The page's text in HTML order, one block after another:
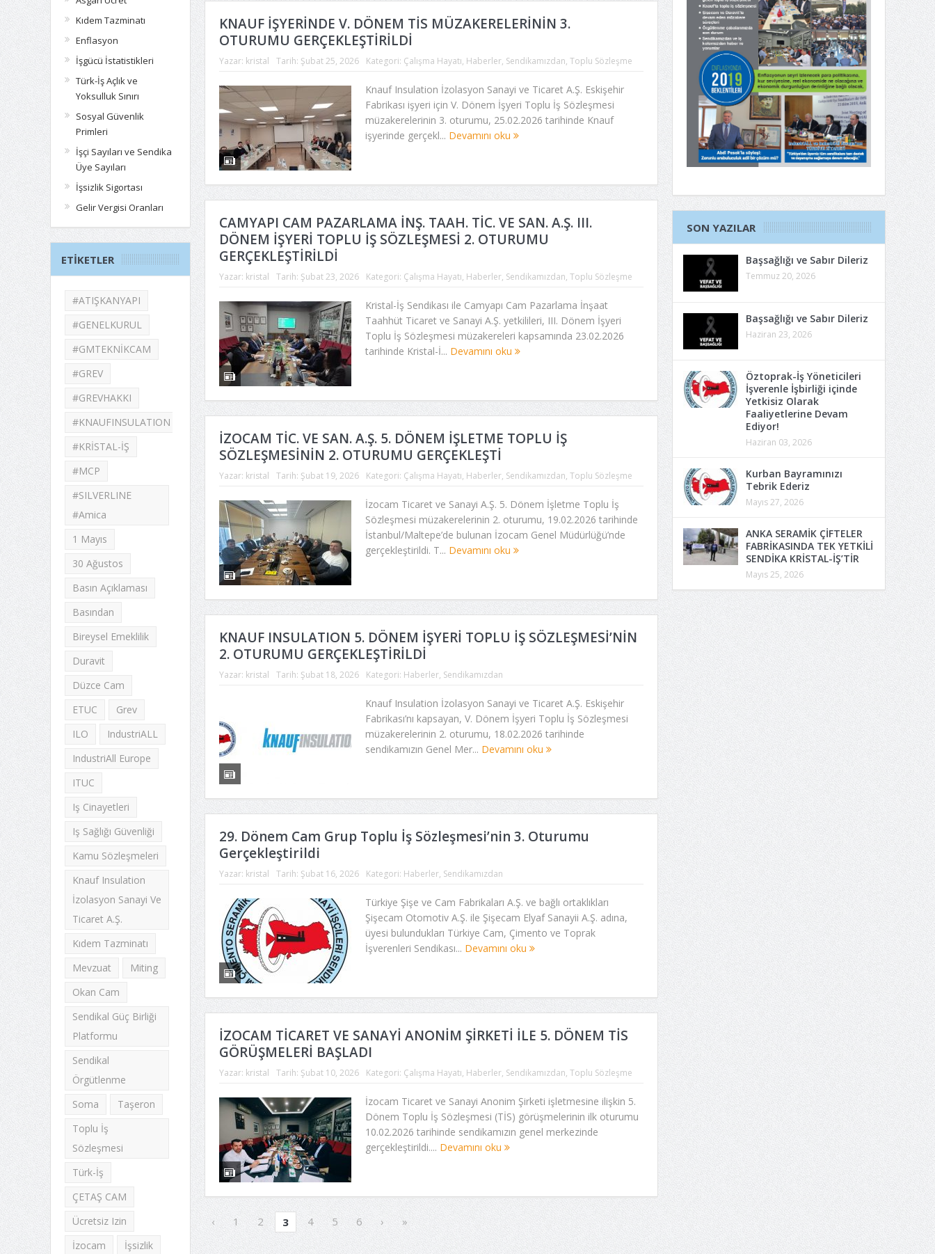
KNAUF İŞYERİNDE V. DÖNEM TİS MÜZAKERELERİNİN 3.
OTURUMU GERÇEKLEŞTİRİLDİ
Yazar: kristal Tarih: Şubat 25, 2026 Kategori: Çalışma Hayatı, Haberler, Sendikamızdan, Toplu Sözleşme
Knauf Insulation İzolasyon Sanayi ve Ticaret A.Ş. Eskişehir
Fabrikası işyeri için V. Dönem İşyeri Toplu İş Sözleşmesi
müzakerelerinin 3. oturumu, 25.02.2026 tarihinde Knauf
işyerinde gerçekl... Devamını oku
CAMYAPI CAM PAZARLAMA İNŞ. TAAH. TİC. VE SAN. A.Ş. III.
DÖNEM İŞYERİ TOPLU İŞ SÖZLEŞMESİ 2. OTURUMU
GERÇEKLEŞTİRİLDİ
Yazar: kristal Tarih: Şubat 23, 2026 Kategori: Çalışma Hayatı, Haberler, Sendikamızdan, Toplu Sözleşme
Kristal-İş Sendikası ile Camyapı Cam Pazarlama İnşaat
Taahhüt Ticaret ve Sanayi A.Ş. yetkilileri, III. Dönem İşyeri
Toplu İş Sözleşmesi müzakereleri kapsamında 23.02.2026
tarihinde Kristal-İ... Devamını oku
İZOCAM TİC. VE SAN. A.Ş. 5. DÖNEM İŞLETME TOPLU İŞ
SÖZLEŞMESİNİN 2. OTURUMU GERÇEKLEŞTİ
Yazar: kristal Tarih: Şubat 19, 2026 Kategori: Çalışma Hayatı, Haberler, Sendikamızdan, Toplu Sözleşme
İzocam Ticaret ve Sanayi A.Ş. 5. Dönem İşletme Toplu İş
Sözleşmesi müzakerelerinin 2. oturumu, 19.02.2026 tarihinde
İstanbul/Maltepe’de bulunan İzocam Genel Müdürlüğü’nde
gerçekleştirildi. T... Devamını oku
KNAUF INSULATION 5. DÖNEM İŞYERİ TOPLU İŞ SÖZLEŞMESİ’NİN
2. OTURUMU GERÇEKLEŞTİRİLDİ
Yazar: kristal Tarih: Şubat 18, 2026 Kategori: Haberler, Sendikamızdan
Knauf Insulation İzolasyon Sanayi ve Ticaret A.Ş. Eskişehir
Fabrikası’nı kapsayan, V. Dönem İşyeri Toplu İş Sözleşmesi
müzakerelerinin 2. oturumu, 18.02.2026 tarihinde
sendikamızın Genel Mer... Devamını oku
29. Dönem Cam Grup Toplu İş Sözleşmesi’nin 3. Oturumu
Gerçekleştirildi
Yazar: kristal Tarih: Şubat 16, 2026 Kategori: Haberler, Sendikamızdan
Türkiye Şişe ve Cam Fabrikaları A.Ş. ve bağlı ortaklıkları
Şişecam Otomotiv A.Ş. ile Şişecam Elyaf Sanayii A.Ş. adına,
üyesi bulundukları Türkiye Cam, Çimento ve Toprak
İşverenleri Sendikası... Devamını oku
İZOCAM TİCARET VE SANAYİ ANONİM ŞİRKETİ İLE 5. DÖNEM TİS
GÖRÜŞMELERİ BAŞLADI
Yazar: kristal Tarih: Şubat 10, 2026 Kategori: Çalışma Hayatı, Haberler, Sendikamızdan, Toplu Sözleşme
İzocam Ticaret ve Sanayi Anonim Şirketi işletmesine ilişkin 5.
Dönem Toplu İş Sözleşmesi (TİS) görüşmelerinin ilk oturumu
10.02.2026 tarihinde sendikamızın genel merkezinde
gerçekleştirildi.... Devamını oku
‹ 1 2 3 4 5 6 › »
Kıdem Tazminatı
Enflasyon
İşgücü İstatistikleri
Türk-İş Açlık ve
Yoksulluk Sınırı
Sosyal Güvenlik
Primleri
İşçi Sayıları ve Sendika
Üye Sayıları
İşsizlik Sigortası
Gelir Vergisi Oranları
ETIKETLER
#ATIŞKANYAPI
#GENELKURUL
#GMTEKNİKCAM
#GREV
#GREVHAKKI
#KNAUFINSULATION
#KRİSTAL-İŞ
#MCP
#SILVERLINE
#Amica
1 Mayıs
30 Ağustos
Basın Açıklaması
Basından
Bireysel Emeklilik
Duravit
Düzce Cam
ETUC
Grev
ILO
IndustriALL
IndustriAll Europe
ITUC
Iş Cinayetleri
Iş Sağlığı Güvenliği
Kamu Sözleşmeleri
Knauf Insulation
İzolasyon Sanayi Ve
Ticaret A.Ş.
Kıdem Tazminatı
Mevzuat
Miting
Okan Cam
Sendikal Güç Birliği
Platformu
Sendikal
Örgütlenme
Soma
Taşeron
Toplu İş
Sözleşmesi
Türk-İş
ÇETAŞ CAM
Ücretsiz Izin
İzocam
İşsizlik
SON YAZILAR
Başsağlığı ve Sabır Dileriz
Temmuz 20, 2026
Başsağlığı ve Sabır Dileriz
Haziran 23, 2026
Öztoprak-İş Yöneticileri
İşverenle İşbirliği içinde
Yetkisiz Olarak
Faaliyetlerine Devam
Ediyor!
Haziran 03, 2026
Kurban Bayramınızı
Tebrik Ederiz
Mayıs 27, 2026
ANKA SERAMİK ÇİFTELER
FABRİKASINDA TEK YETKİLİ
SENDİKA KRİSTAL-İŞ’TİR
Mayıs 25, 2026